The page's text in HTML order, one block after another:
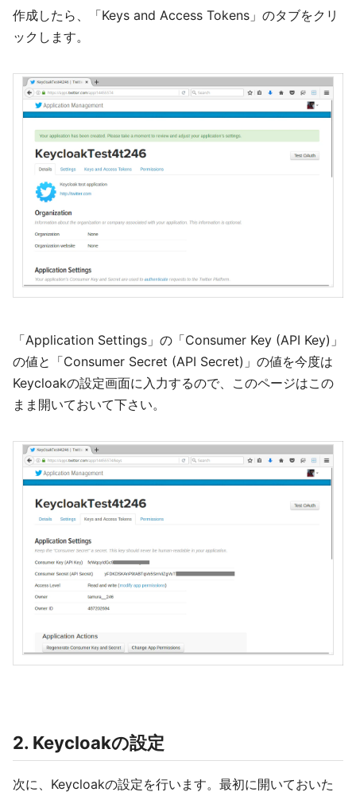
作成したら、「Keys and Access Tokens」のタブをクリ
ックします。
「Application Settings」の「Consumer Key (API Key)」
の値と「Consumer Secret (API Secret)」の値を今度は
Keycloakの設定画面に入力するので、このページはこの
まま開いておいて下さい。
2. Keycloakの設定
次に、Keycloakの設定を行います。最初に開いておいた